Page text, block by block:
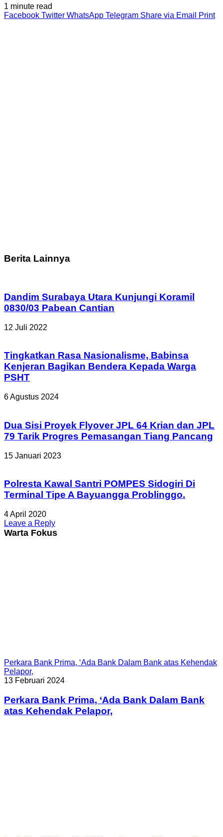
1 minute read
Facebook Twitter WhatsApp Telegram Share via Email Print
Berita Lainnya
Dandim Surabaya Utara Kunjungi Koramil
0830/03 Pabean Cantian
12 Juli 2022
Tingkatkan Rasa Nasionalisme, Babinsa
Kenjeran Bagikan Bendera Kepada Warga
PSHT
6 Agustus 2024
Dua Sisi Proyek Flyover JPL 64 Krian dan JPL
79 Tarik Progres Pemasangan Tiang Pancang
15 Januari 2023
Polresta Kawal Santri POMPES Sidogiri Di
Terminal Tipe A Bayuangga Problinggo.
4 April 2020
Leave a Reply
Warta Fokus
Perkara Bank Prima, ‘Ada Bank Dalam Bank atas Kehendak
Pelapor,
13 Februari 2024
Perkara Bank Prima, ‘Ada Bank Dalam Bank
atas Kehendak Pelapor,